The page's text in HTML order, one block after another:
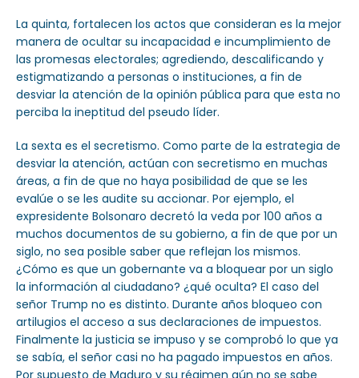
La quinta, fortalecen los actos que consideran es la mejor
manera de ocultar su incapacidad e incumplimiento de
las promesas electorales; agrediendo, descalificando y
estigmatizando a personas o instituciones, a fin de
desviar la atención de la opinión pública para que esta no
perciba la ineptitud del pseudo líder.
La sexta es el secretismo. Como parte de la estrategia de
desviar la atención, actúan con secretismo en muchas
áreas, a fin de que no haya posibilidad de que se les
evalúe o se les audite su accionar. Por ejemplo, el
expresidente Bolsonaro decretó la veda por 100 años a
muchos documentos de su gobierno, a fin de que por un
siglo, no sea posible saber que reflejan los mismos.
¿Cómo es que un gobernante va a bloquear por un siglo
la información al ciudadano? ¿qué oculta? El caso del
señor Trump no es distinto. Durante años bloqueo con
artilugios el acceso a sus declaraciones de impuestos.
Finalmente la justicia se impuso y se comprobó lo que ya
se sabía, el señor casi no ha pagado impuestos en años.